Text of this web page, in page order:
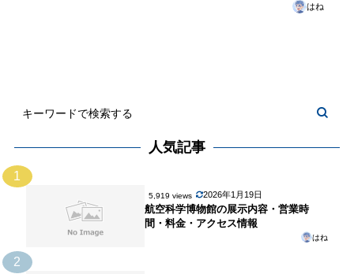
はね
人気記事
1
5,919 views 2026年1月19日
航空科学博物館の展示内容・営業時
間・料金・アクセス情報
はね
2